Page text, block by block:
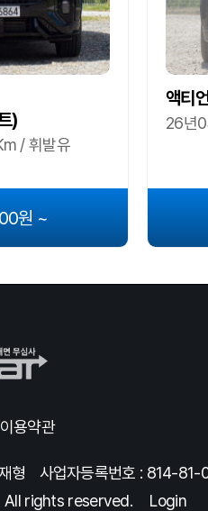
)
/ 휘발유
원 ~
액티
26년
이용약관
형 사업자등록번호 : 814-
rights reserved.
Login